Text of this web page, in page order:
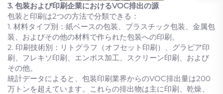
3. 包装および印刷企業におけるVOC排出の源
包装と印刷は2つの方法で分類できる：
1. 材料タイプ別：紙ベースの包装、プラスチック包装、金属包
装、およびその他の材料で作られた包装への印刷。
2. 印刷技術別：リトグラフ（オフセット印刷）、グラビア印
刷、フレキソ印刷、エンボス加工、スクリーン印刷、および
その他。
統計データによると、包装印刷業界からのVOC排出量は200
万トンを超えています。これらの排出物は主に印刷、乾燥、